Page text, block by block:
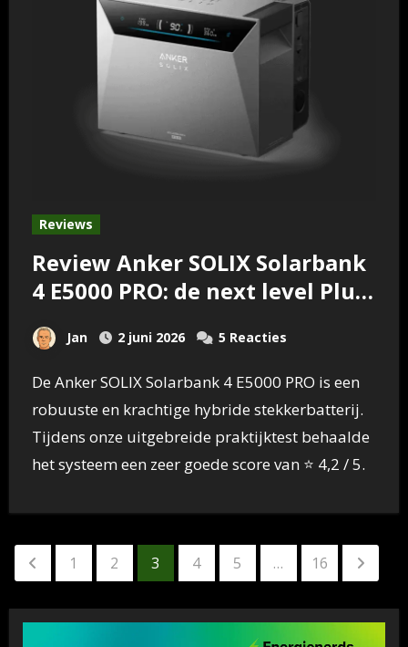
Reviews
Review Anker SOLIX Solarbank
4 E5000 PRO: de next level Plug
Jan 2 juni 2026 5 Reacties
De Anker SOLIX Solarbank 4 E5000 PRO is een
robuuste en krachtige hybride stekkerbatterij.
Tijdens onze uitgebreide praktijktest behaalde
het systeem een zeer goede score van ⭐ 4,2 / 5.
1 2 3 4 5 … 16